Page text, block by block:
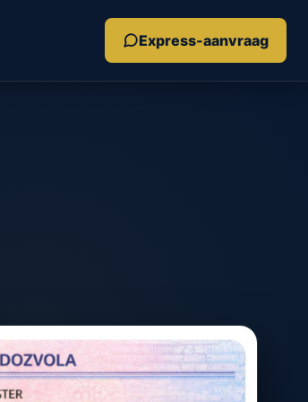
Express-aanvraag